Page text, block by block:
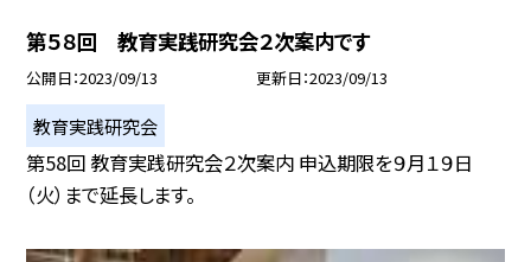
第５８回 教育実践研究会２次案内です
公開日 2023/09/13 更新日 2023/09/13
教育実践研究会
第58回 教育実践研究会２次案内 申込期限を９月１９日
（火）まで延長します。